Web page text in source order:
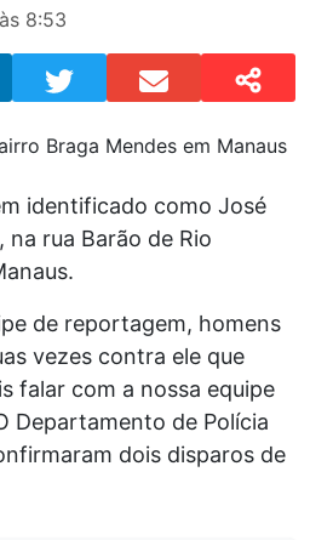
8:53
identificado como José
rua Barão de Rio
de reportagem, homens
vezes contra ele que
falar com a nossa equipe
Departamento de Polícia
dois disparos de